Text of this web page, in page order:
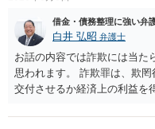
でしょうか。 ＞弁護士さんに
はありますか？ そこはあり
分賠償に回すことも考えられ
借金・債務整理に強い弁
白井 弘昭 弁護士
お話の内容では詐欺には当た
思われます。 詐欺罪は、欺
交付させるか経済上の利益を
ので、詐欺罪の実行行為性が